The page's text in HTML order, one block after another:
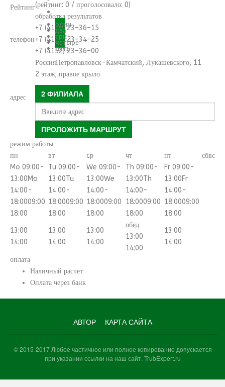
Рейтинг
один
два
три
четыре
пять
(рейтинг: 0 / проголосовало: 0)
обработка результатов
телефон
+7 (4152) 23–36–15
+7 (4152) 23–34–25
+7 (4152) 23–36–00
адрес
РоссияПетропавловск-Камчатский, Лукашевского, 11
2 этаж; правое крыло
2 ФИЛИАЛА
ПРОЛОЖИТЬ МАРШРУТ
режим работы
пн
вт cр чт пт сбвс
Mo 09:00-
13:00Mo
14:00-
18:0009:00
18:00
Tu 09:00-
13:00Tu
14:00-
18:0009:00
18:00
We 09:00-
13:00We
14:00-
18:0009:00
18:00
Th 09:00-
13:00Th
14:00-
18:0009:00
18:00
Fr 09:00-
13:00Fr
14:00-
18:0009:00
18:00
13:00
14:00
13:00
14:00
13:00
14:00
обед
13:00
14:00
13:00
14:00
оплата
Наличный расчет
Оплата через банк
АВТОР КАРТА САЙТА
© 2015-2017 Любое частичное или полное копирование допускается
при указании ссылки на наш сайт. TrubExpert.ru